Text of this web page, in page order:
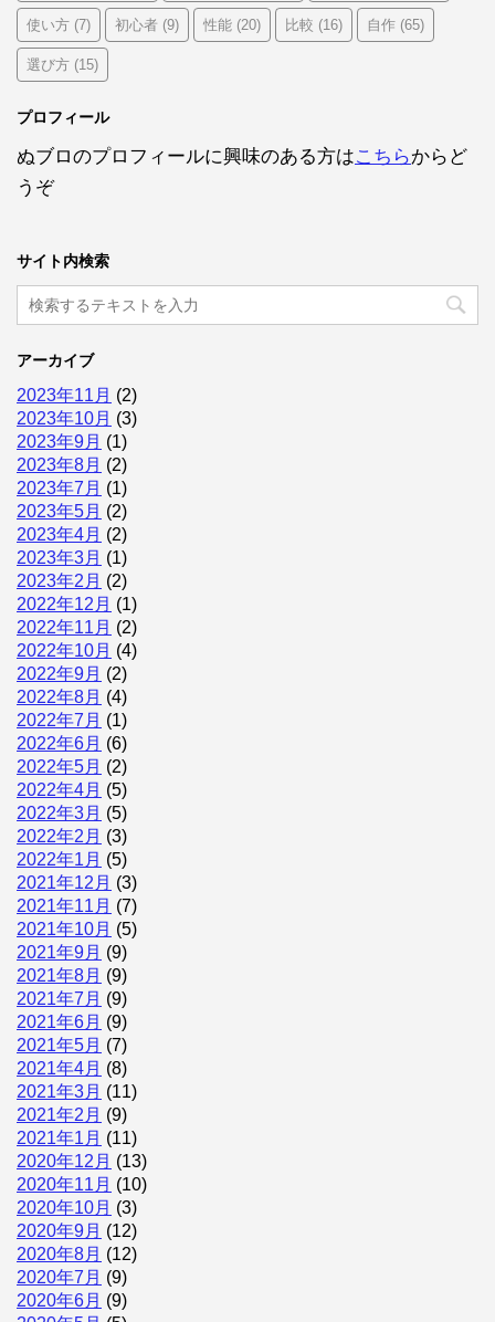
使い方 (7) 初心者 (9) 性能 (20) 比較 (16) 自作 (65)
選び方 (15)
プロフィール
ぬブロのプロフィールに興味のある方はこちらからど
うぞ
サイト内検索
アーカイブ
2023年11月 (2)
2023年10月 (3)
2023年9月 (1)
2023年8月 (2)
2023年7月 (1)
2023年5月 (2)
2023年4月 (2)
2023年3月 (1)
2023年2月 (2)
2022年12月 (1)
2022年11月 (2)
2022年10月 (4)
2022年9月 (2)
2022年8月 (4)
2022年7月 (1)
2022年6月 (6)
2022年5月 (2)
2022年4月 (5)
2022年3月 (5)
2022年2月 (3)
2022年1月 (5)
2021年12月 (3)
2021年11月 (7)
2021年10月 (5)
2021年9月 (9)
2021年8月 (9)
2021年7月 (9)
2021年6月 (9)
2021年5月 (7)
2021年4月 (8)
2021年3月 (11)
2021年2月 (9)
2021年1月 (11)
2020年12月 (13)
2020年11月 (10)
2020年10月 (3)
2020年9月 (12)
2020年8月 (12)
2020年7月 (9)
2020年6月 (9)